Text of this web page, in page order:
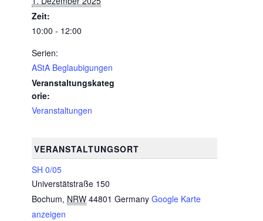
Zeit:
10:00 - 12:00
Serien:
AStA Beglaubigungen
Veranstaltungskateg
orie:
Veranstaltungen
VERANSTALTUNGSORT
SH 0/05
Universtätstraße 150
Bochum, NRW 44801 Germany Google Karte
anzeigen